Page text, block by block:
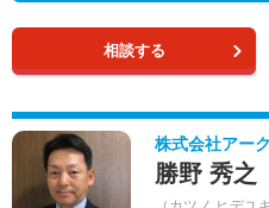
相談する
株式会社アー
勝野 秀之